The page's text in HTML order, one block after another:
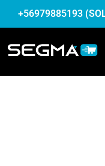
+56979885193